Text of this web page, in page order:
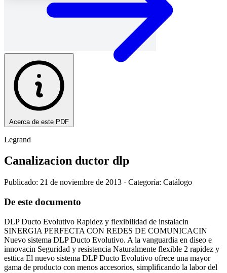
Acerca de este PDF
Legrand
Canalizacion ductor dlp
Publicado: 21 de noviembre de 2013 · Categoría: Catálogo
De este documento
DLP Ducto Evolutivo Rapidez y flexibilidad de instalacin
SINERGIA PERFECTA CON REDES DE COMUNICACIN
Nuevo sistema DLP Ducto Evolutivo. A la vanguardia en diseo e
innovacin Seguridad y resistencia Naturalmente flexible 2 rapidez y
esttica El nuevo sistema DLP Ducto Evolutivo ofrece una mayor
gama de producto con menos accesorios, simplificando la labor del